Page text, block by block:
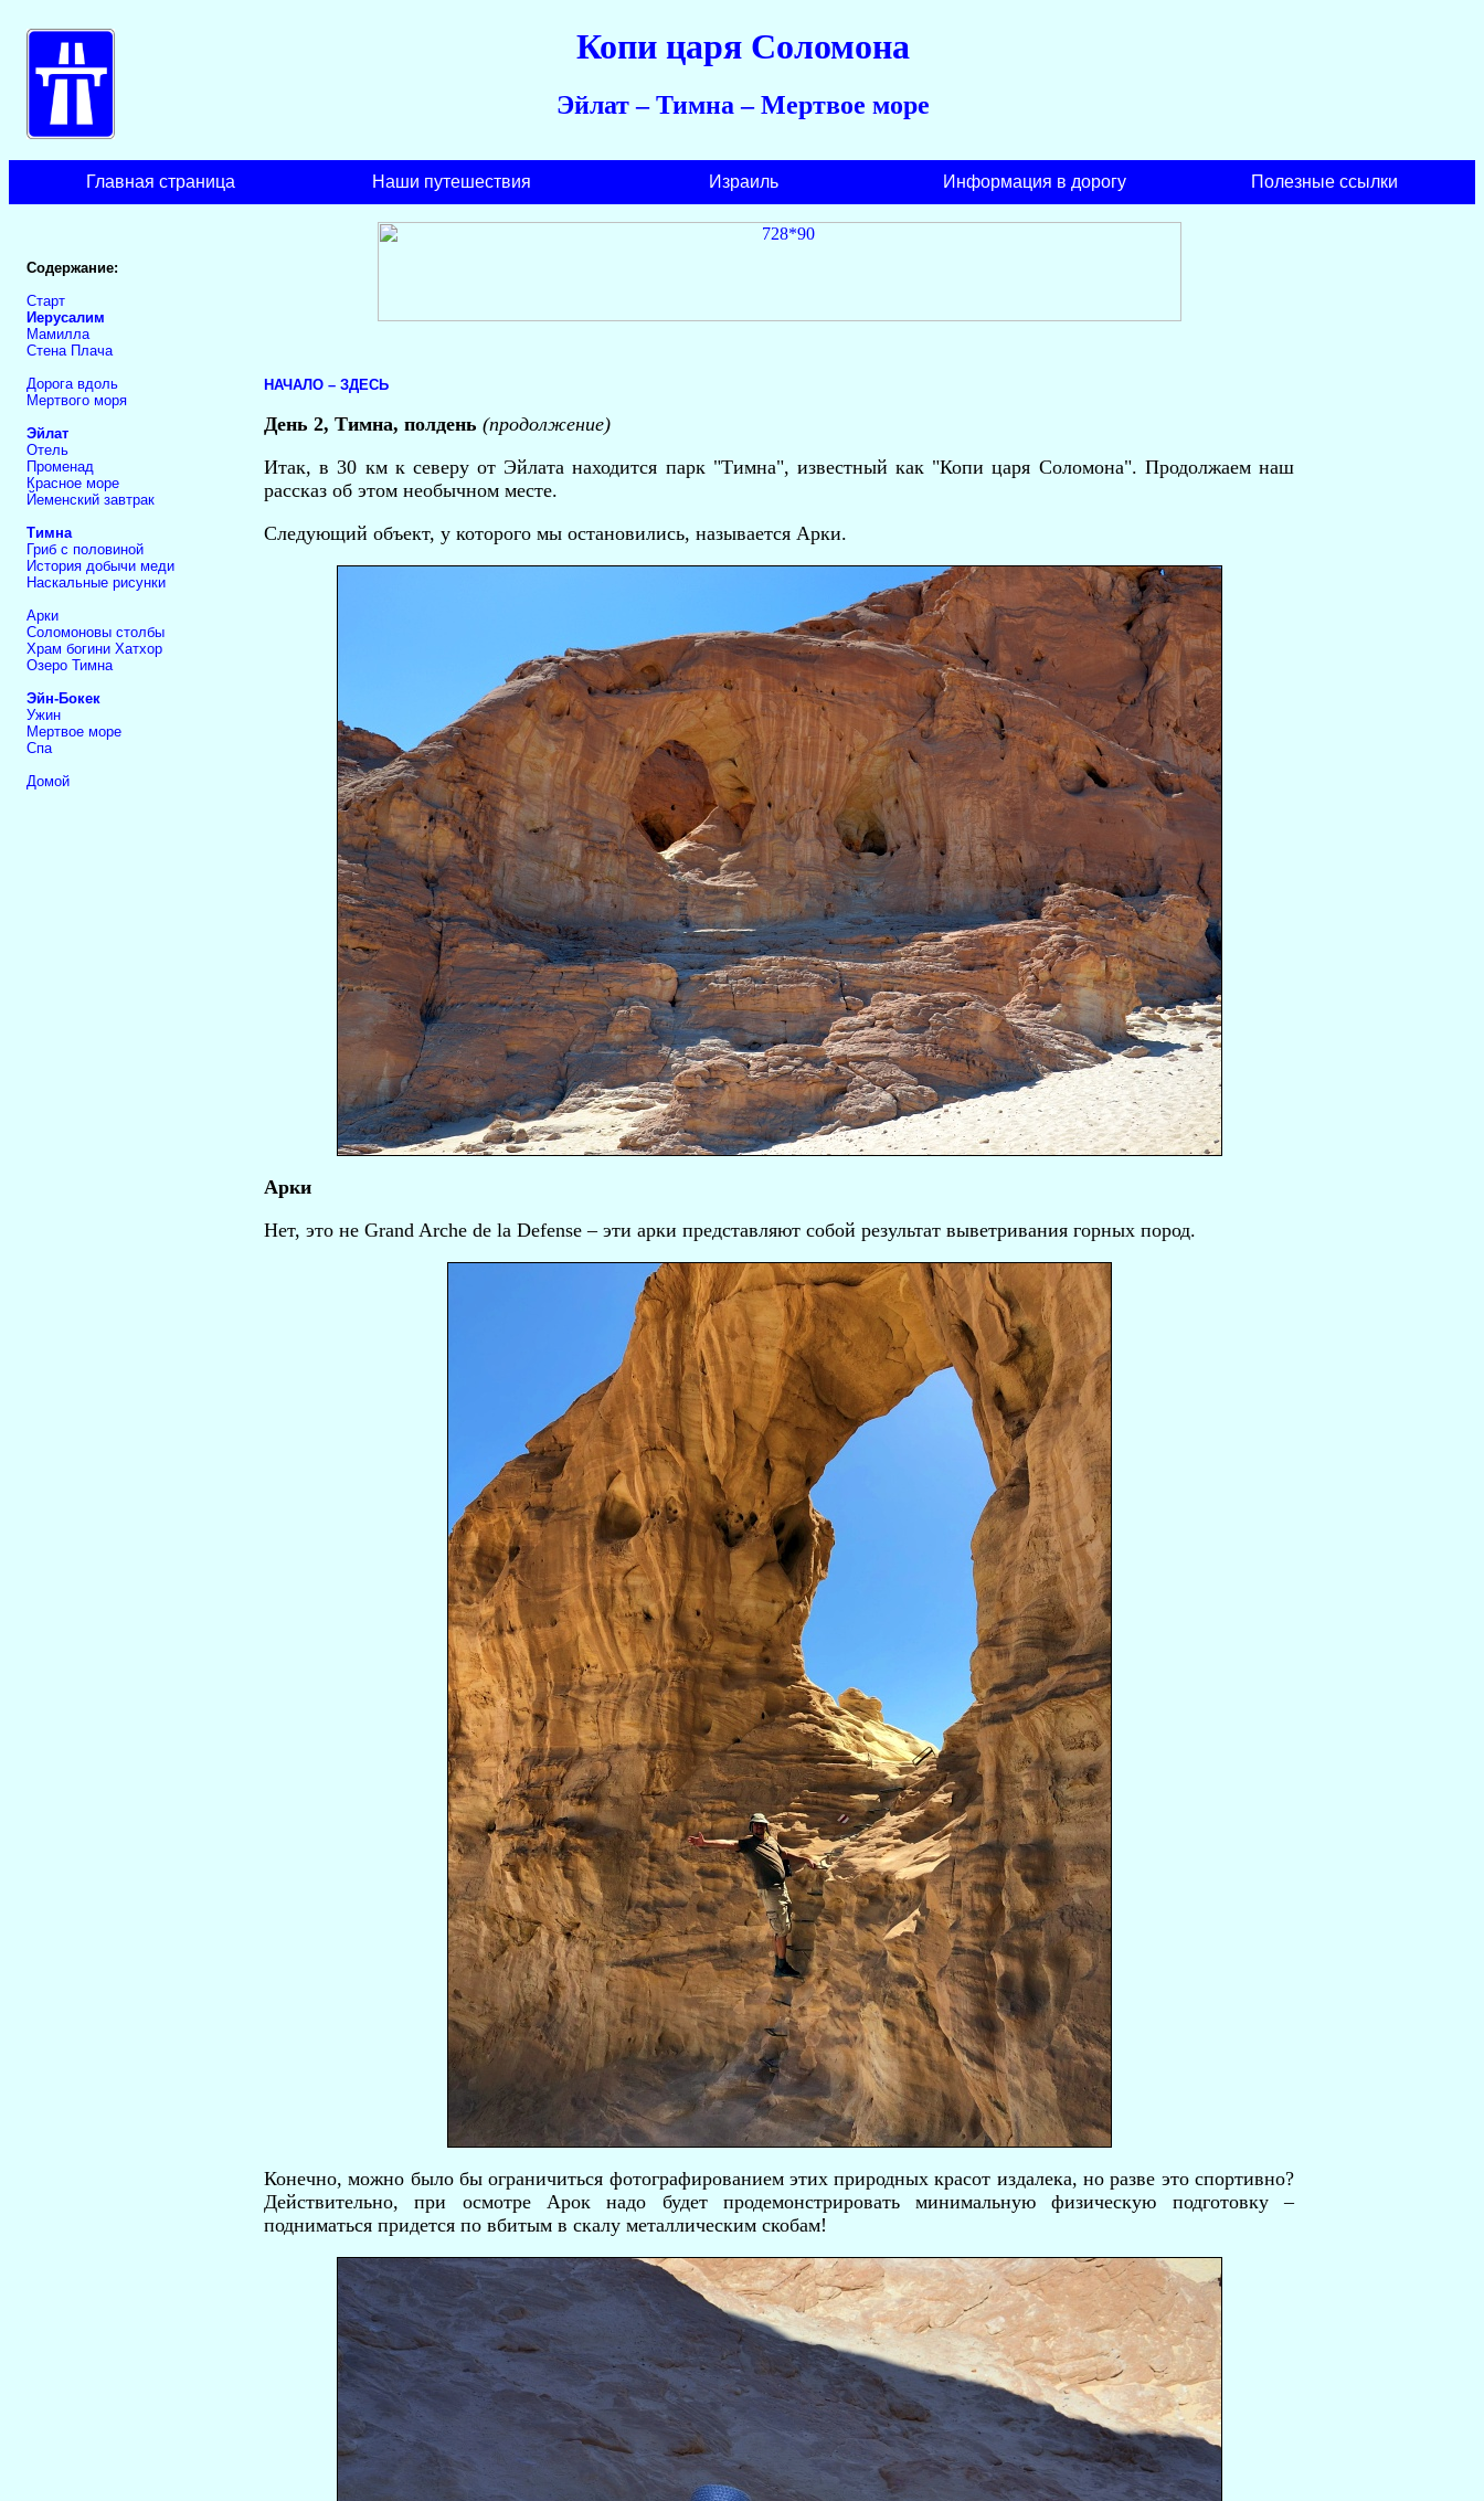
Копи царя Соломона
Эйлат – Тимна – Мертвое море
Главная страница Наши путешествия Израиль Информация в дорогу Полезные ссылки
Содержание:
Старт
Иерусалим
Мамилла
Стена Плача
Дорога вдоль
Мертвого моря
Эйлат
Отель
Променад
Красное море
Йеменский завтрак
Тимна
Гриб с половиной
История добычи меди
Наскальные рисунки
Арки
Соломоновы столбы
Храм богини Хатхор
Озеро Тимна
Эйн-Бокек
Ужин
Мертвое море
Спа
Домой
НАЧАЛО – ЗДЕСЬ
День 2, Тимна, полдень (продолжение)
Итак, в 30 км к северу от Эйлата находится парк "Тимна", известный как "Копи царя Соломона". Продолжаем наш
рассказ об этом необычном месте.
Следующий объект, у которого мы остановились, называется Арки.
Арки
Нет, это не Grand Arche de la Defense – эти арки представляют собой результат выветривания горных пород.
Конечно, можно было бы ограничиться фотографированием этих природных красот издалека, но разве это спортивно?
Действительно, при осмотре Арок надо будет продемонстрировать минимальную физическую подготовку –
подниматься придется по вбитым в скалу металлическим скобам!